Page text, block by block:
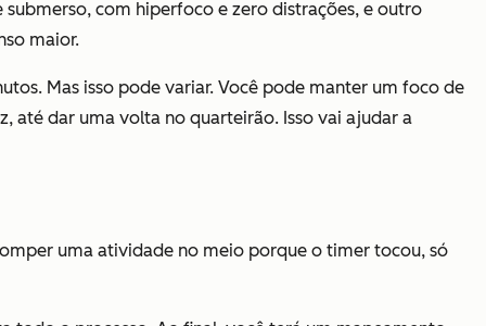
com hiperfoco e zero distrações, e outro
maior.
Mas isso pode variar. Você pode manter um foco de
até dar uma volta no quarteirão. Isso vai ajudar a
uma atividade no meio porque o timer tocou, só